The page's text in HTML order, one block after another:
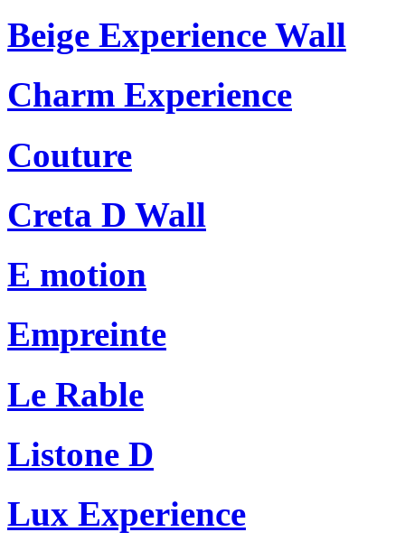
Beige Experience Wall
Charm Experience
Couture
Creta D Wall
E motion
Empreinte
Le Rable
Listone D
Lux Experience